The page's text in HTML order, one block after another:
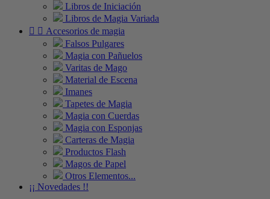
Libros de Iniciación
Libros de Magia Variada
  Accesorios de magia
Falsos Pulgares
Magia con Pañuelos
Varitas de Mago
Material de Escena
Imanes
Tapetes de Magia
Magia con Cuerdas
Magia con Esponjas
Carteras de Magia
Productos Flash
Magos de Papel
Otros Elementos...
¡¡ Novedades !!